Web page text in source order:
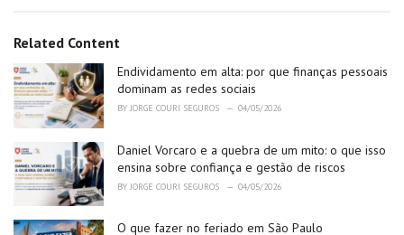
e
o
r
i
e
:
Related Content
Endividamento em alta: por que finanças pessoais
dominam as redes sociais
BY JORGE COURI SEGUROS 04/05/2026
Daniel Vorcaro e a quebra de um mito: o que isso
ensina sobre confiança e gestão de riscos
BY JORGE COURI SEGUROS 04/05/2026
O que fazer no feriado em São Paulo